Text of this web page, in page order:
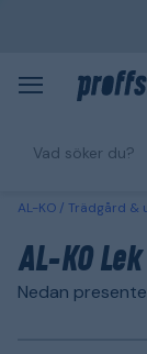
AL-KO Trädgård &
AL-KO Lek
Nedan